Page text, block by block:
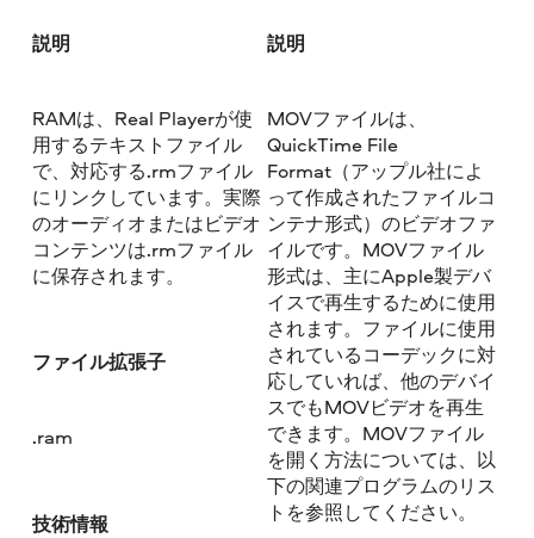
説明
RAMは、Real Playerが使
用するテキストファイル
で、対応する.rmファイル
にリンクしています。実際
のオーディオまたはビデオ
コンテンツは.rmファイル
に保存されます。
ファイル拡張子
.ram
技術情報
説明
MOVファイルは、
QuickTime File
Format（アップル社によ
って作成されたファイルコ
ンテナ形式）のビデオファ
イルです。MOVファイル
形式は、主にApple製デバ
イスで再生するために使用
されます。ファイルに使用
されているコーデックに対
応していれば、他のデバイ
スでもMOVビデオを再生
できます。MOVファイル
を開く方法については、以
下の関連プログラムのリス
トを参照してください。